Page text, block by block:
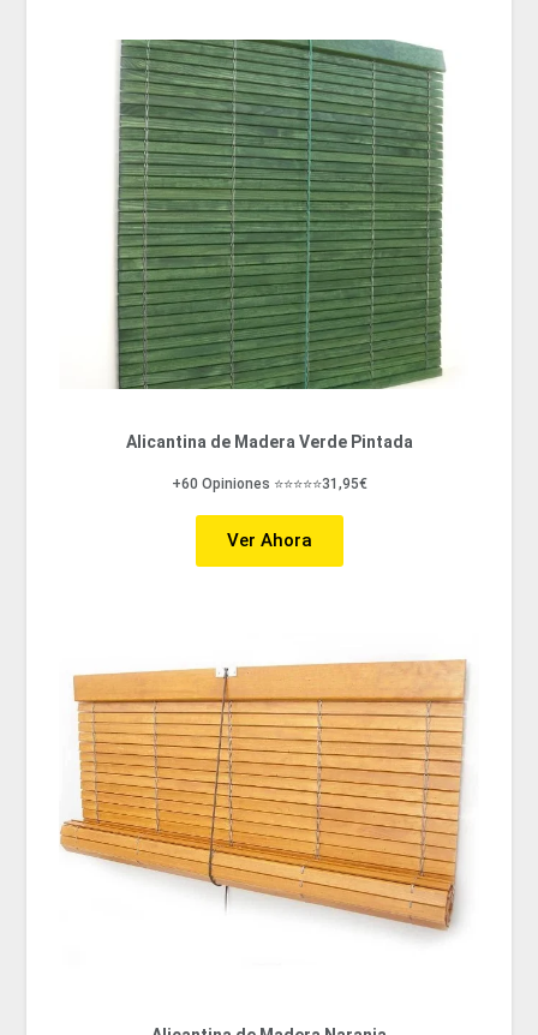
Alicantina de Madera Verde Pintada
+60 Opiniones ⭐⭐⭐⭐⭐31,95€
Ver Ahora